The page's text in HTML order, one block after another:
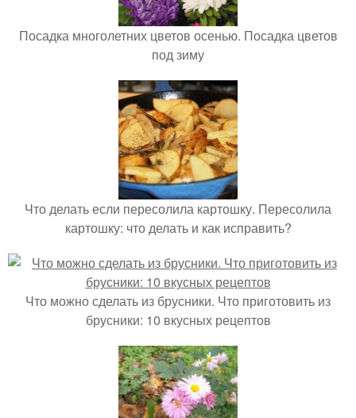
Посадка многолетних цветов осенью. Посадка цветов
под зиму
Что делать если пересолила картошку. Пересолила
картошку: что делать и как исправить?
Что можно сделать из брусники. Что приготовить из
брусники: 10 вкусных рецептов